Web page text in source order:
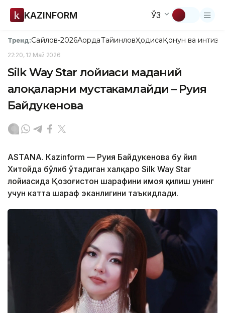
KAZINFORM ЎЗ
Тренд:Сайлов-2026АқордаТайинловҲодисаҚонун ва
22:20, 12 Май 2026
Silk Way Star лойиҳаси маданий
алоқаларни мустаҳкамлайди – Руҳия
Байдукенова
ASTANА. Кazinform — Руҳия Байдукенова бу йил
Хитойда бўлиб ўтадиган халқаро Silk Way Star
лойиҳасида Қозоғистон шарафини ҳимоя қилиш унинг
учун катта шараф эканлигини таъкидлади.